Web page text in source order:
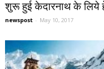
शुरू हुई केदारनाथ के लिये
newspost - May 10, 2017